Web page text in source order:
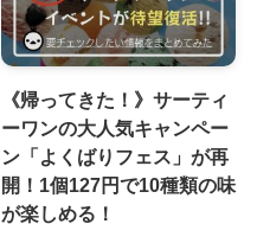
《帰ってきた！》サーティ
ーワンの大人気キャンペー
ン「よくばりフェス」が再
開！1個127円で10種類の味
が楽しめる！